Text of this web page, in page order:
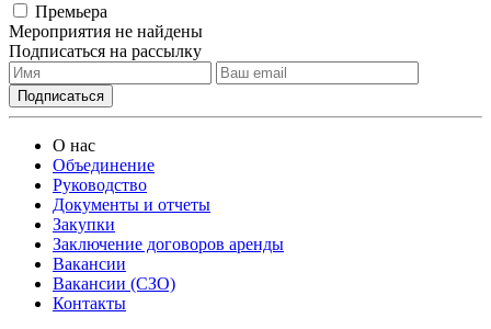
Премьера
Мероприятия не найдены
Подписаться на рассылку
О нас
Объединение
Руководство
Документы и отчеты
Закупки
Заключение договоров аренды
Вакансии
Вакансии (СЗО)
Контакты